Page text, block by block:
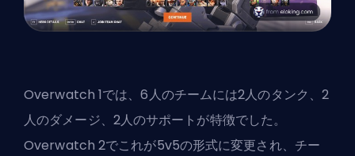
Overwatch 1では、6人のチームには2人のタンク、2
人のダメージ、2人のサポートが特徴でした。
Overwatch 2でこれが5v5の形式に変更され、チー